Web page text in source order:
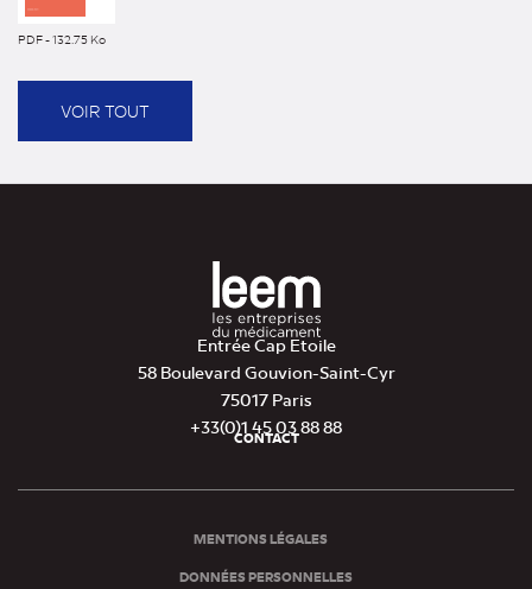
PDF - 132.75 Ko
onglet)
VOIR TOUT
Entrée Cap Etoile
58 Boulevard Gouvion-Saint-Cyr
75017 Paris
+33(0)1 45 03 88 88
de
CONTACT
MENTIONS LÉGALES
DONNÉES PERSONNELLES